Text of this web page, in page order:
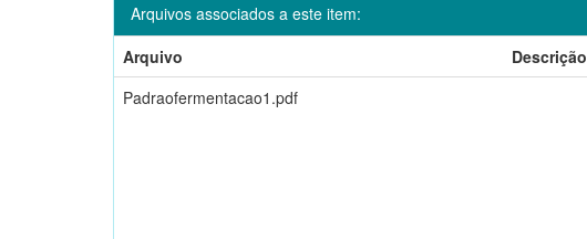
Arquivos associados a este item:
Arquivo
Descrição
Padraofermentacao1.pdf